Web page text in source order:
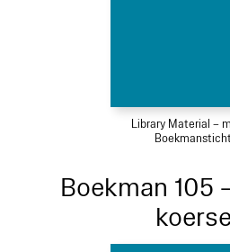
Library Material –
Boekman 105